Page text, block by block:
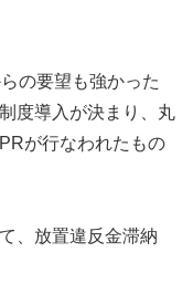
の要望も強かった
度導入が決まり、丸
が行なわれたもの
、放置違反金滞納